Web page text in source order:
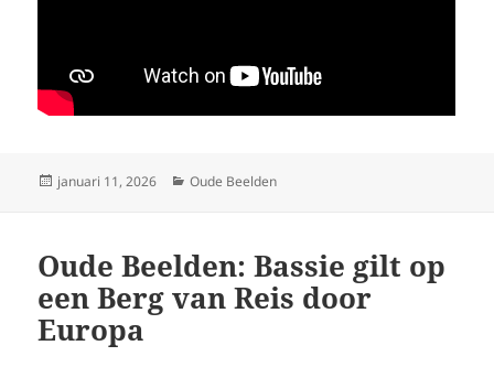
Geplaatst
januari 11, 2026 Categorieën
Oude Beelden
Oude Beelden: Bassie gilt op
een Berg van Reis door
Europa